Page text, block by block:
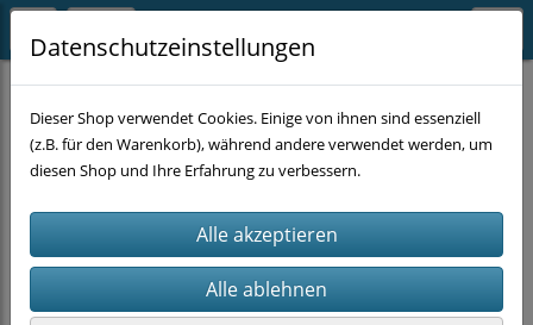
LED & LICHT
Datenschutzeinstellungen
Dieser Shop verwendet Cookies. Einige von ihnen sind essenziell
(z.B. für den Warenkorb), während andere verwendet werden, um
diesen Shop und Ihre Erfahrung zu verbessern.